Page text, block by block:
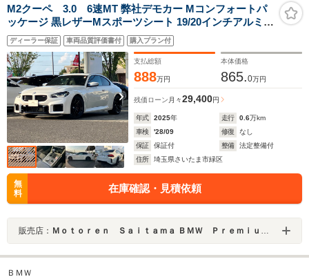
M2クーペ 3.0 6速MT 弊社デモカー Mコンフォートパ
ッケージ 黒レザーMスポーツシート 19/20インチアルミ
M コンパウンドブレーキ(レッドキャリパー) Mシートベ
ルト
ディーラー保証 車両品質評価書付 購入プラン付
支払総額
888万円
本体価格
865.0万円
残価ローン 月々29,400円
年式 2025年 走行 0.6万km
車検
'28/09 修復
なし
保証
保証付 整備
法定整備付
住所
埼玉県さいたま市緑区
無
料
在庫確認・見積依頼
販売店： Ｍｏｔｏｒｅｎ Ｓａｉｔａｍａ ＢＭＷ Ｐｒｅｍｉｕｍ Ｓｅｌｅｃｔｉｏｎ 浦和美園
ＢＭＷ